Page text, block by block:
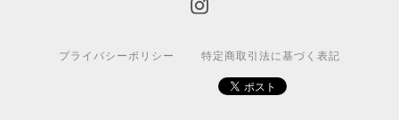
プライバシーポリシー 特定商取引法に基づく表記